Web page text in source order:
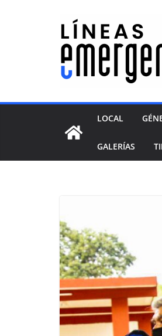
LOCAL
GALERÍAS